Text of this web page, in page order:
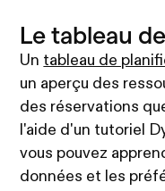
Le tableau
Un tableau de
un aperçu des
des réservations
l'aide d'un tutoriel
vous pouvez
données et les